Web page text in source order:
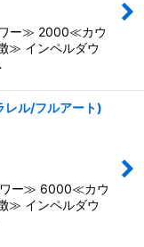
ー≫ 2000≪カウ
インペルダウ
レル/フルアート)
ー≫ 6000≪カウ
インペルダウ